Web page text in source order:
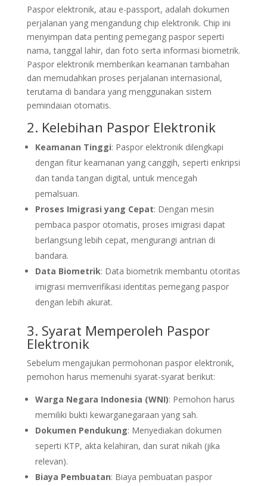
Paspor elektronik, atau e-passport, adalah dokumen
perjalanan yang mengandung chip elektronik. Chip ini
menyimpan data penting pemegang paspor seperti
nama, tanggal lahir, dan foto serta informasi biometrik.
Paspor elektronik memberikan keamanan tambahan
dan memudahkan proses perjalanan internasional,
terutama di bandara yang menggunakan sistem
pemindaian otomatis.
2. Kelebihan Paspor Elektronik
Keamanan Tinggi: Paspor elektronik dilengkapi
dengan fitur keamanan yang canggih, seperti enkripsi
dan tanda tangan digital, untuk mencegah
pemalsuan.
Proses Imigrasi yang Cepat: Dengan mesin
pembaca paspor otomatis, proses imigrasi dapat
berlangsung lebih cepat, mengurangi antrian di
bandara.
Data Biometrik: Data biometrik membantu otoritas
imigrasi memverifikasi identitas pemegang paspor
dengan lebih akurat.
3. Syarat Memperoleh Paspor
Elektronik
Sebelum mengajukan permohonan paspor elektronik,
pemohon harus memenuhi syarat-syarat berikut:
Warga Negara Indonesia (WNI): Pemohon harus
memiliki bukti kewarganegaraan yang sah.
Dokumen Pendukung: Menyediakan dokumen
seperti KTP, akta kelahiran, dan surat nikah (jika
relevan).
Biaya Pembuatan: Biaya pembuatan paspor